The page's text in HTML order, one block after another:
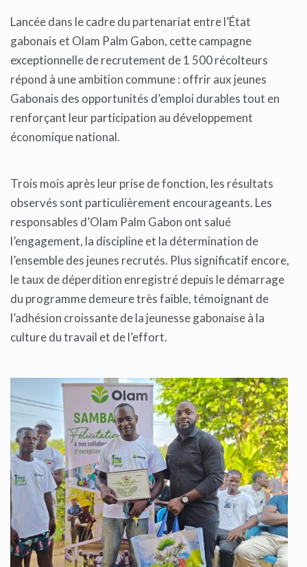
Lancée dans le cadre du partenariat entre l’État
gabonais et Olam Palm Gabon, cette campagne
exceptionnelle de recrutement de 1 500 récolteurs
répond à une ambition commune : offrir aux jeunes
Gabonais des opportunités d’emploi durables tout en
renforçant leur participation au développement
économique national.
Trois mois après leur prise de fonction, les résultats
observés sont particulièrement encourageants. Les
responsables d’Olam Palm Gabon ont salué
l’engagement, la discipline et la détermination de
l’ensemble des jeunes recrutés. Plus significatif encore,
le taux de déperdition enregistré depuis le démarrage
du programme demeure très faible, témoignant de
l’adhésion croissante de la jeunesse gabonaise à la
culture du travail et de l’effort.